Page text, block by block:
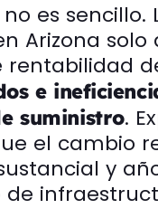
es sencillo.
Arizona
rentabilidad
e
suministro.
el cambio
y
de